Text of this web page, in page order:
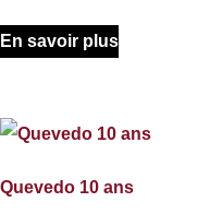
En savoir plus
Quevedo 10 ans